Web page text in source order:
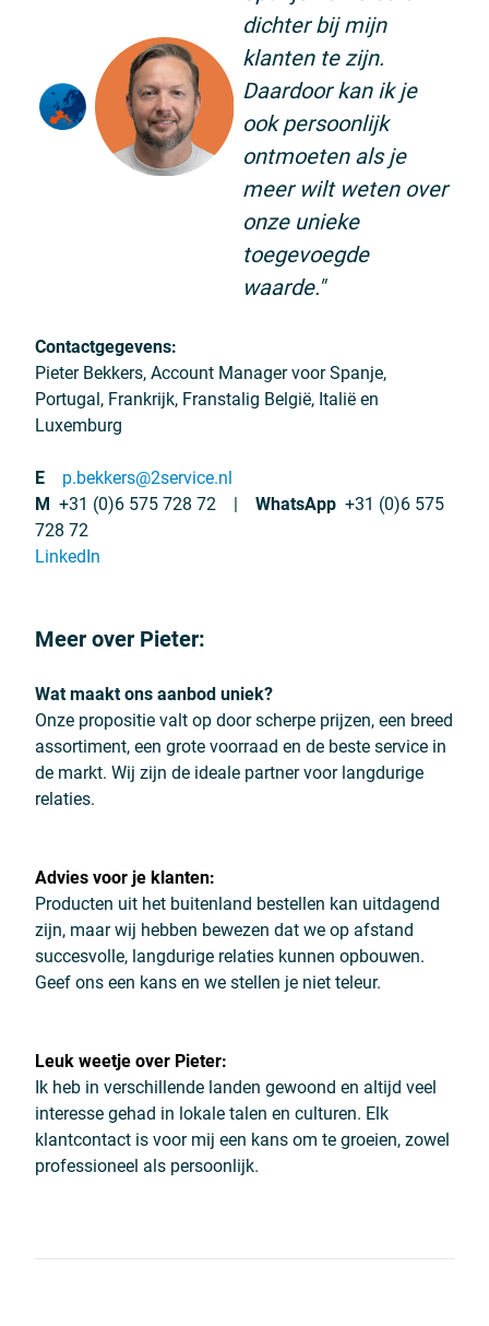
dichter bij mijn
klanten te zijn.
Daardoor kan ik je
ook persoonlijk
ontmoeten als je
meer wilt weten over
onze unieke
toegevoegde
waarde."
Contactgegevens:
Pieter Bekkers, Account Manager voor Spanje,
Portugal, Frankrijk, Franstalig België, Italië en
Luxemburg
E
p.bekkers@2service.nl
M +31 (0)6 575 728 72 | WhatsApp +31 (0)6 575
728 72
LinkedIn
Meer over Pieter:
Wat maakt ons aanbod uniek?
Onze propositie valt op door scherpe prijzen, een breed
assortiment, een grote voorraad en de beste service in
de markt. Wij zijn de ideale partner voor langdurige
relaties.
Advies voor je klanten:
Producten uit het buitenland bestellen kan uitdagend
zijn, maar wij hebben bewezen dat we op afstand
succesvolle, langdurige relaties kunnen opbouwen.
Geef ons een kans en we stellen je niet teleur.
Leuk weetje over Pieter:
Ik heb in verschillende landen gewoond en altijd veel
interesse gehad in lokale talen en culturen. Elk
klantcontact is voor mij een kans om te groeien, zowel
professioneel als persoonlijk.